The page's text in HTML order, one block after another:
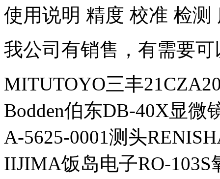
使用说明 精度 校准 检测
我公司有销售，有需要
MITUTOYO三丰
Bodden伯东DB-40X显微
A-5625-0001测头
IIJIMA饭岛电子RO-103S